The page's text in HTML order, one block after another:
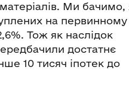
Ми бачимо,
на первинному
Тож як наслідок
достатнє
10 тисяч іпотек до